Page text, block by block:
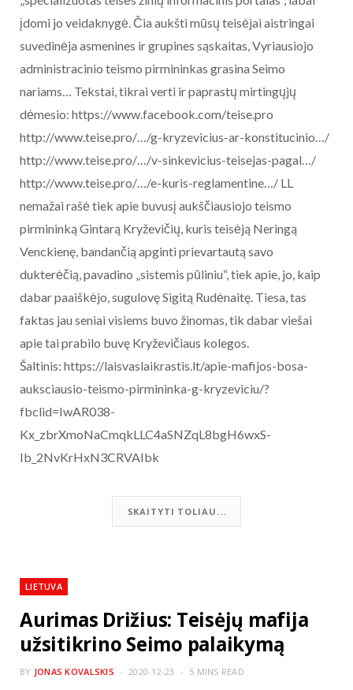
įdomi jo veidaknygė. Čia aukšti mūsų teisėjai aistringai
suvedinėja asmenines ir grupines sąskaitas, Vyriausiojo
administracinio teismo pirmininkas grasina Seimo
nariams… Tekstai, tikrai verti ir paprastų mirtingųjų
dėmesio: https://www.facebook.com/teise.pro
http://www.teise.pro/…/g-kryzevicius-ar-konstitucinio…/
http://www.teise.pro/…/v-sinkevicius-teisejas-pagal…/
http://www.teise.pro/…/e-kuris-reglamentine…/ LL
nemažai rašė tiek apie buvusį aukščiausiojo teismo
pirmininką Gintarą Kryževičių, kuris teisėją Neringą
Venckienę, bandančią apginti prievartautą savo
dukterėčią, pavadino „sistemis pūliniu“, tiek apie, jo, kaip
dabar paaiškėjo, sugulovę Sigitą Rudėnaitę. Tiesa, tas
faktas jau seniai visiems buvo žinomas, tik dabar viešai
apie tai prabilo buvę Kryževičiaus kolegos.
Šaltinis: https://laisvaslaikrastis.lt/apie-mafijos-bosa-
auksciausio-teismo-pirmininka-g-kryzeviciu/?
fbclid=IwAR038-
Kx_zbrXmoNaCmqkLLC4aSNZqL8bgH6wxS-
Ib_2NvKrHxN3CRVAIbk
SKAITYTI TOLIAU...
LIETUVA
Aurimas Drižius: Teisėjų mafija
užsitikrino Seimo palaikymą
BY JONAS KOVALSKIS 2020-12-23 5 MINS READ